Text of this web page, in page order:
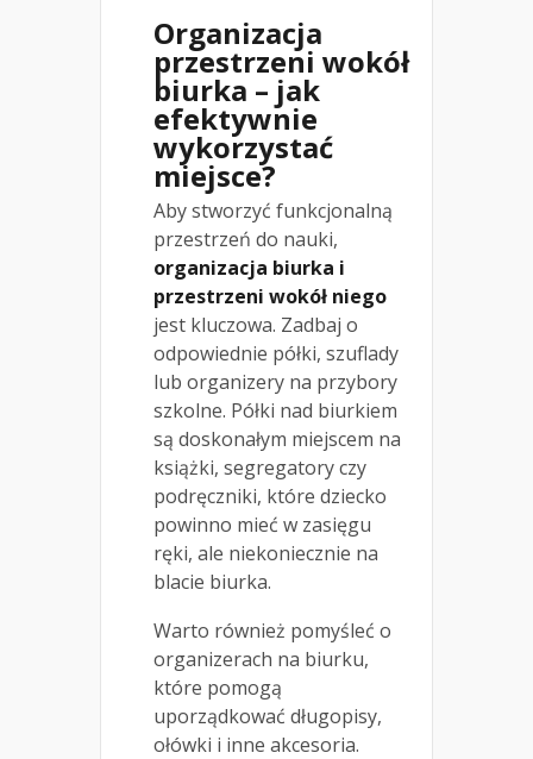
Organizacja
przestrzeni wokół
biurka – jak
efektywnie
wykorzystać
miejsce?
Aby stworzyć funkcjonalną
przestrzeń do nauki,
organizacja biurka i
przestrzeni wokół niego
jest kluczowa. Zadbaj o
odpowiednie półki, szuflady
lub organizery na przybory
szkolne. Półki nad biurkiem
są doskonałym miejscem na
książki, segregatory czy
podręczniki, które dziecko
powinno mieć w zasięgu
ręki, ale niekoniecznie na
blacie biurka.
Warto również pomyśleć o
organizerach na biurku,
które pomogą
uporządkować długopisy,
ołówki i inne akcesoria.